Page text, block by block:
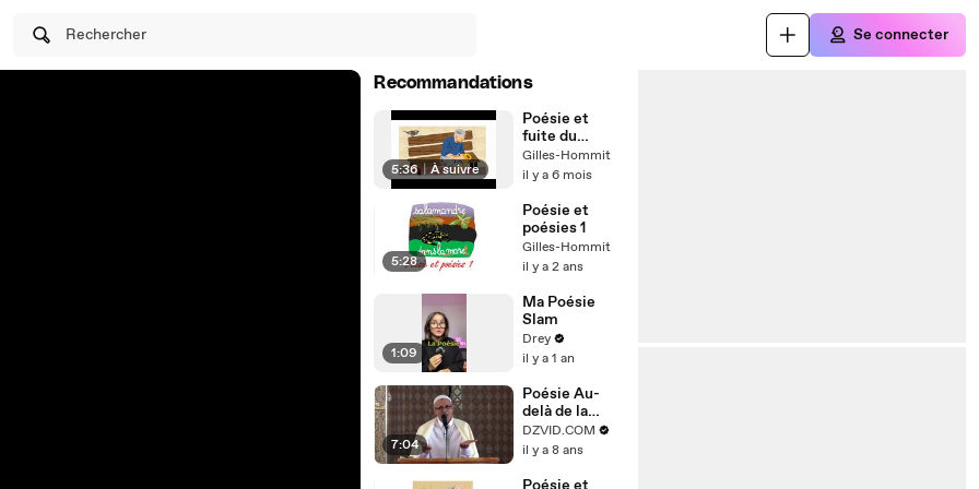
Rechercher Se connecter
Recommandations
5:36 | À suivre
Poésie et
fuite du
temps 1
Gilles-Hommit
il y a 6 mois
5:28
Poésie et
poésies 1
Gilles-Hommit
il y a 2 ans
1:09
Ma Poésie
Slam
Drey
il y a 1 an
7:04
Poésie Au-
delà de la
mort
DZVID.COM
il y a 8 ans